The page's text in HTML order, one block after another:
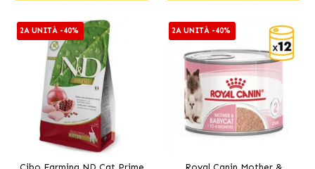
2A UNITÀ -40%
Cibo Farmina ND Cat Prime
2A UNITÀ -40%
Royal Canin Mother &